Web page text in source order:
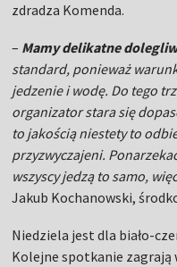
zdradza Komenda.
– Mamy delikatne
standard, ponieważ
jedzenie i wodę. Do tego
organizator stara się
to jakością niestety to
przyzwyczajeni.
wszyscy jedzą to samo,
Jakub Kochanowski,
Niedziela jest dla biało-
Kolejne spotkanie zagrają